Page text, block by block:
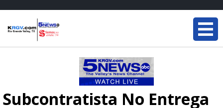
Subcontratista No Entrega